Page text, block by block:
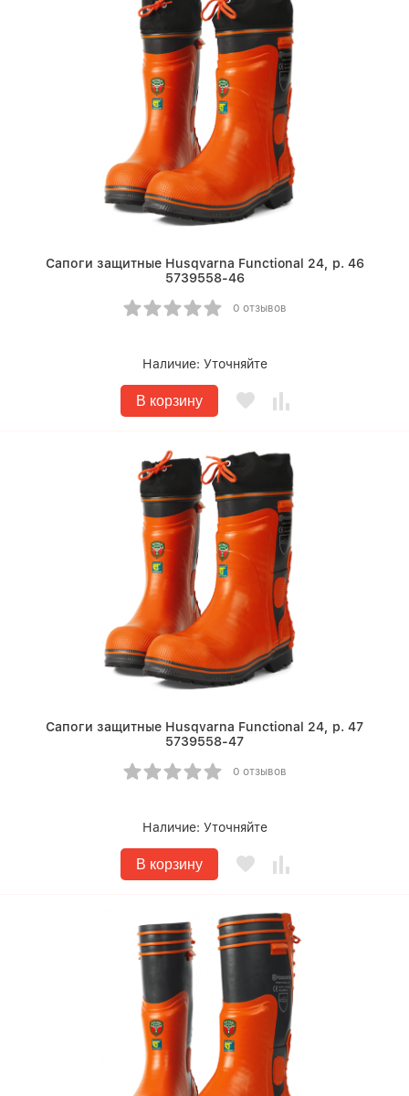
Сапоги защитные Husqvarna Functional 24, р. 46
5739558-46
0 отзывов
Наличие: Уточняйте
В корзину
Сапоги защитные Husqvarna Functional 24, р. 47
5739558-47
0 отзывов
Наличие: Уточняйте
В корзину